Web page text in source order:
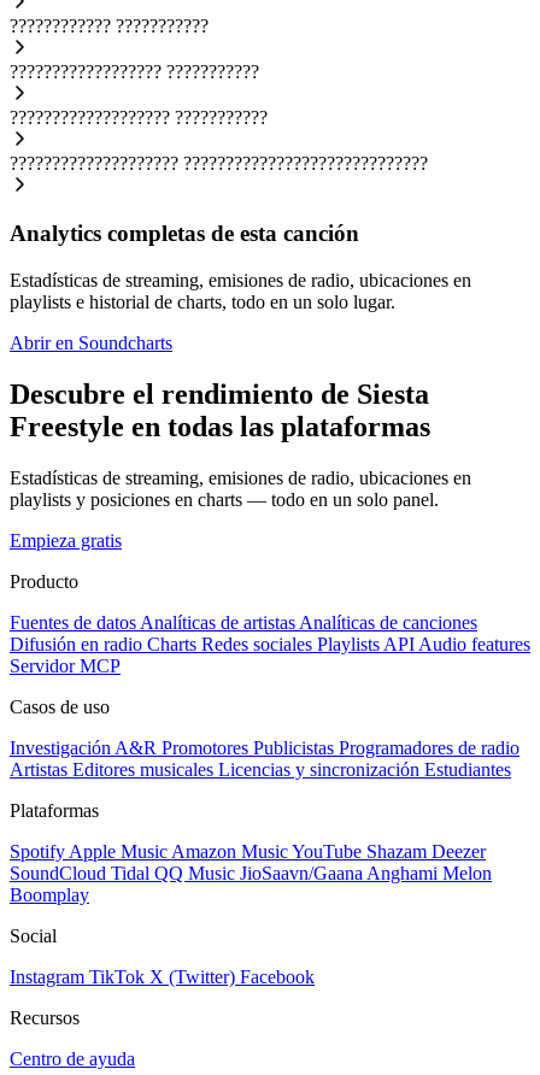
???????????? ???????????
?????????????????? ???????????
??????????????????? ???????????
???????????????????? ?????????????????????????????
Analytics completas de esta canción
Estadísticas de streaming, emisiones de radio, ubicaciones en
playlists e historial de charts, todo en un solo lugar.
Abrir en Soundcharts
Descubre el rendimiento de Siesta
Freestyle en todas las plataformas
Estadísticas de streaming, emisiones de radio, ubicaciones en
playlists y posiciones en charts — todo en un solo panel.
Empieza gratis
Producto
Fuentes de datos Analíticas de artistas Analíticas de canciones
Difusión en radio Charts Redes sociales Playlists API Audio features
Servidor MCP
Casos de uso
Investigación A&R Promotores Publicistas Programadores de radio
Artistas Editores musicales Licencias y sincronización Estudiantes
Plataformas
Spotify Apple Music Amazon MusicYouTube Shazam Deezer
SoundCloud Tidal QQ Music JioSaavn/Gaana Anghami Melon
Boomplay
Social
Instagram TikTok X (Twitter) Facebook
Recursos
Centro de ayuda